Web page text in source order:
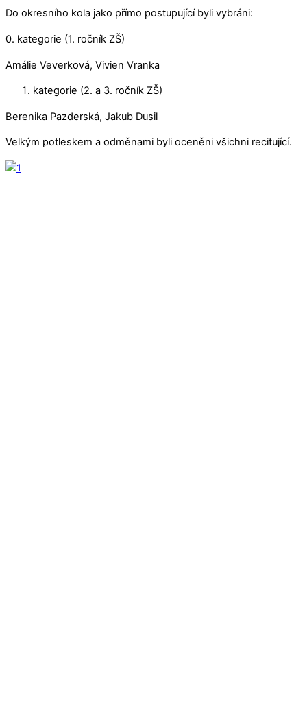
Do okresního kola jako přímo postupující byli vybráni:
0. kategorie (1. ročník ZŠ)
Amálie Veverková, Vivien Vranka
kategorie (2. a 3. ročník ZŠ)
Berenika Pazderská, Jakub Dusil
Velkým potleskem a odměnami byli oceněni všichni recitující.